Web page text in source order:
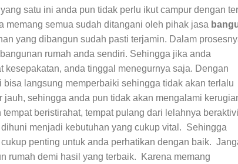
satu ini anda pun tidak perlu ikut campur dengan
memang semua sudah ditangani oleh pihak jasa
yang dibangun sudah pasti terjamin. Dalam
rumah anda sendiri. Sehingga jika anda
anda tinggal menegurnya saja. Dengan
bisa langsung memperbaiki sehingga tidak akan terlalu
sehingga anda pun tidak akan mengalami
beristirahat, tempat pulang dari lelahnya
menjadi kebutuhan yang cukup vital. Sehingga
penting untuk anda perhatikan dengan baik.
rumah demi hasil yang terbaik. Karena memang